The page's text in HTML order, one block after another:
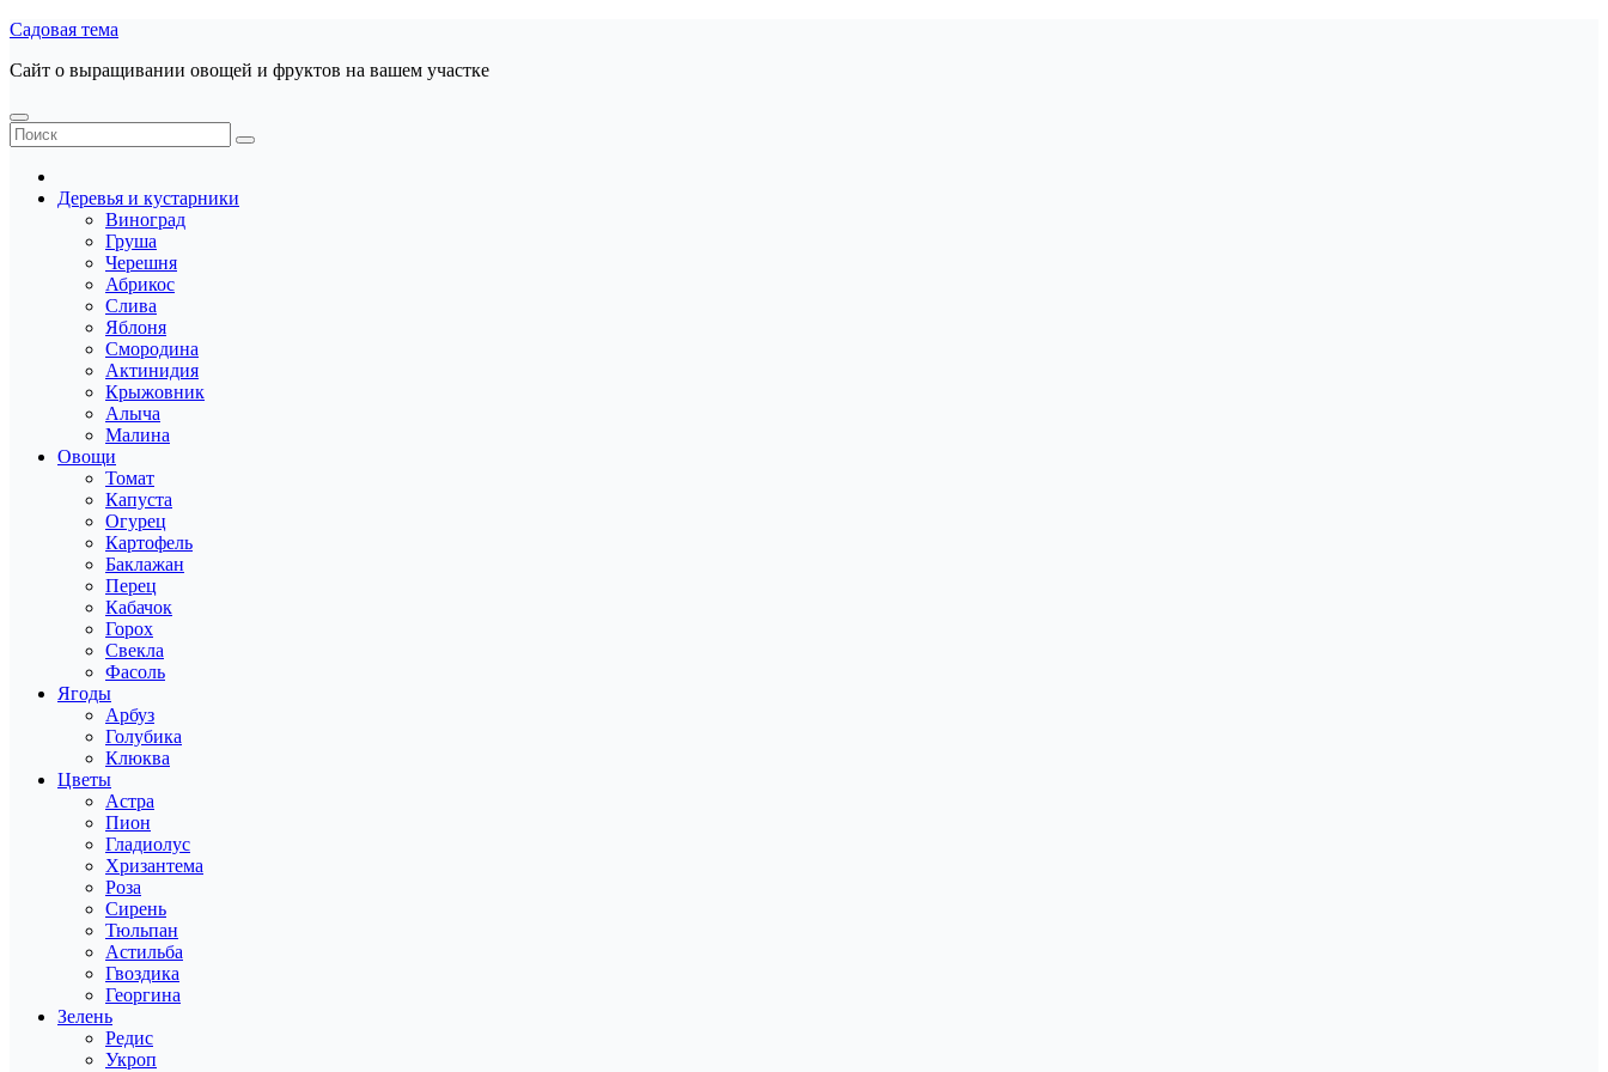
Перейти
содержанию
Садовая тема
Сайт о выращивании овощей и фруктов на вашем участке
Деревья и кустарники
Виноград
Груша
Черешня
Абрикос
Слива
Яблоня
Смородина
Актинидия
Крыжовник
Алыча
Малина
Овощи
Томат
Капуста
Огурец
Картофель
Баклажан
Перец
Кабачок
Горох
Свекла
Фасоль
Ягоды
Арбуз
Голубика
Клюква
Цветы
Астра
Пион
Гладиолус
Хризантема
Роза
Сирень
Тюльпан
Астильба
Гвоздика
Георгина
Зелень
Редис
Укроп